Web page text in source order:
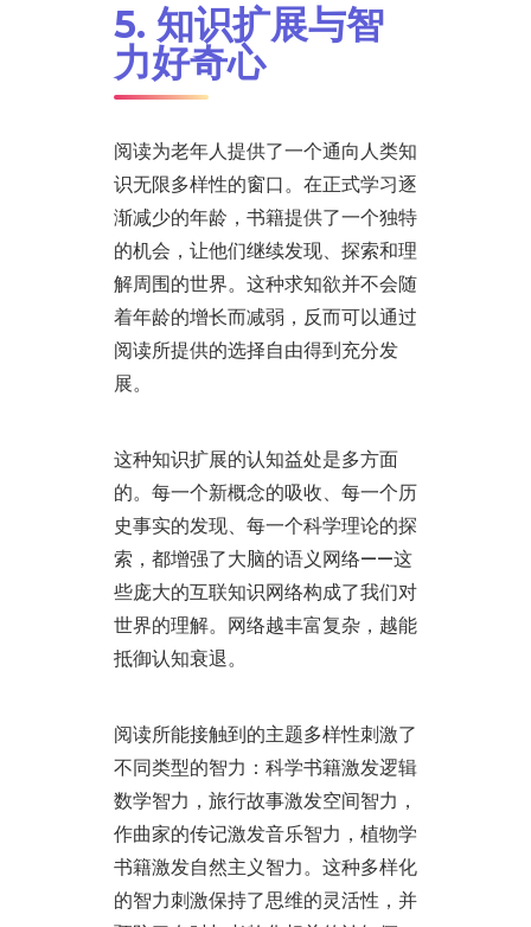
5. 知识扩展与智
力好奇心
阅读为老年人提供了一个通向人类知
识无限多样性的窗口。在正式学习逐
渐减少的年龄，书籍提供了一个独特
的机会，让他们继续发现、探索和理
解周围的世界。这种求知欲并不会随
着年龄的增长而减弱，反而可以通过
阅读所提供的选择自由得到充分发
展。
这种知识扩展的认知益处是多方面
的。每一个新概念的吸收、每一个历
史事实的发现、每一个科学理论的探
索，都增强了大脑的语义网络——这
些庞大的互联知识网络构成了我们对
世界的理解。网络越丰富复杂，越能
抵御认知衰退。
阅读所能接触到的主题多样性刺激了
不同类型的智力：科学书籍激发逻辑
数学智力，旅行故事激发空间智力，
作曲家的传记激发音乐智力，植物学
书籍激发自然主义智力。这种多样化
的智力刺激保持了思维的灵活性，并